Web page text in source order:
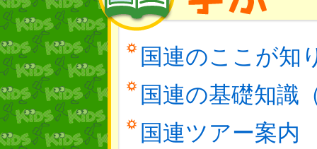
国連のここが知
国連の基礎知識
国連ツアー案内